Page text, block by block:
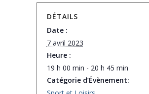
DÉTAILS
Date :
7 avril 2023
Heure :
19 h 00 min - 20 h 45 min
Catégorie d’Évènement: